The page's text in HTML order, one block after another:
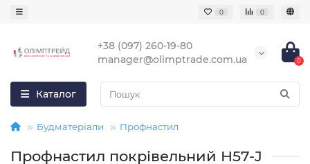
0 0
+38 (097) 260-19-80
manager@olimptrade.com.ua
0
Каталог
Будматеріали Профнастил
Профнастил покрівельний H57-J